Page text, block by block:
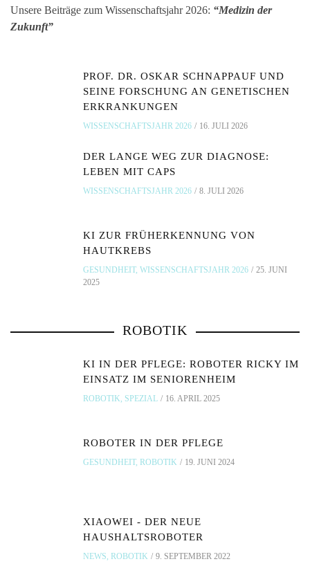
Unsere Beiträge zum Wissenschaftsjahr 2026: “Medizin der
Zukunft”
PROF. DR. OSKAR SCHNAPPAUF UND
SEINE FORSCHUNG AN GENETISCHEN
ERKRANKUNGEN
WISSENSCHAFTSJAHR 2026 16. JULI 2026
DER LANGE WEG ZUR DIAGNOSE:
LEBEN MIT CAPS
WISSENSCHAFTSJAHR 2026 8. JULI 2026
KI ZUR FRÜHERKENNUNG VON
HAUTKREBS
GESUNDHEIT, WISSENSCHAFTSJAHR 2026
25. JUNI
2025
ROBOTIK
KI IN DER PFLEGE: ROBOTER RICKY IM
EINSATZ IM SENIORENHEIM
ROBOTIK SPEZIAL 16. APRIL 2025
ROBOTER IN DER PFLEGE
GESUNDHEIT, ROBOTIK 19. JUNI 2024
XIAOWEI - DER NEUE
HAUSHALTSROBOTER
NEWS ROBOTIK 9. SEPTEMBER 2022